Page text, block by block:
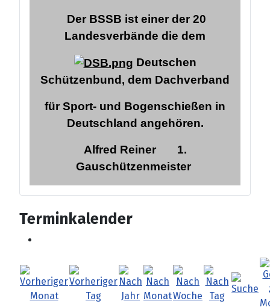
Der BSSB ist einer der 20
Landesverbände die dem
Deutschen
Schützenbund, dem Dachverband
für Sport- und Bogenschießen in
Deutschland angehören.
Alfred Reiner
1.
Gauschützenmeister
Terminkalender